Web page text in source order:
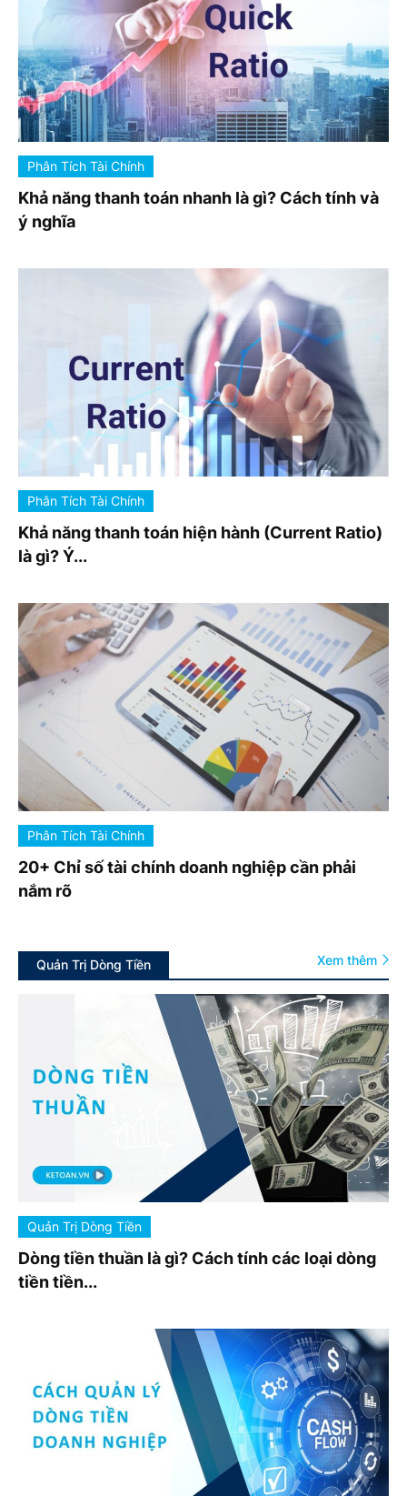
Phân Tích Tài Chính
Khả năng thanh toán nhanh là gì? Cách tính và
ý nghĩa
Phân Tích Tài Chính
Khả năng thanh toán hiện hành (Current Ratio)
là gì? Ý...
Phân Tích Tài Chính
20+ Chỉ số tài chính doanh nghiệp cần phải
nắm rõ
Quản Trị Dòng Tiền Xem thêm
Quản Trị Dòng Tiền
Dòng tiền thuần là gì? Cách tính các loại dòng
tiền tiền...